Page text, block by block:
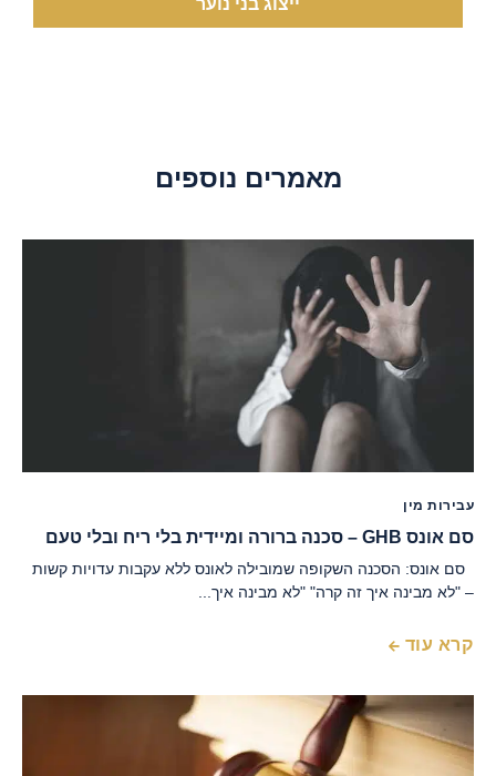
ייצוג בני נוער
מאמרים נוספים
עבירות מין
סם אונס GHB – סכנה ברורה ומיידית בלי ריח ובלי טעם
סם אונס: הסכנה השקופה שמובילה לאונס ללא עקבות עדויות קשות
– "לא מבינה איך זה קרה" "לא מבינה איך...
קרא עוד